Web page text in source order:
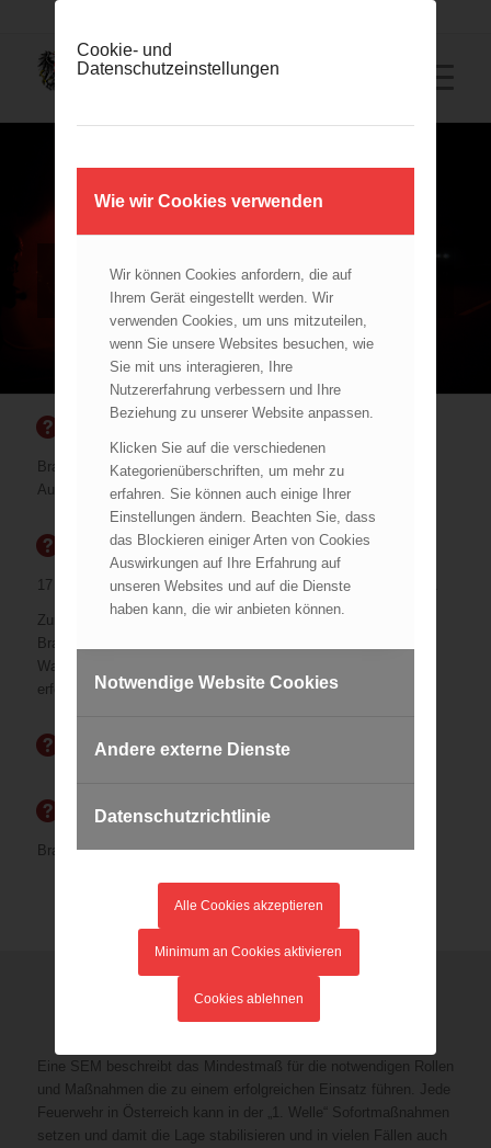
Cookie- und
Datenschutzeinstellungen
Wie wir Cookies verwenden
Wir können Cookies anfordern, die auf
Ihrem Gerät eingestellt werden. Wir
verwenden Cookies, um uns mitzuteilen,
wenn Sie unsere Websites besuchen, wie
Sie mit uns interagieren, Ihre
Nutzererfahrung verbessern und Ihre
Beziehung zu unserer Website anpassen.
Klicken Sie auf die verschiedenen
Kategorienüberschriften, um mehr zu
erfahren. Sie können auch einige Ihrer
Einstellungen ändern. Beachten Sie, dass
das Blockieren einiger Arten von Cookies
Auswirkungen auf Ihre Erfahrung auf
unseren Websites und auf die Dienste
haben kann, die wir anbieten können.
Notwendige Website Cookies
Andere externe Dienste
Datenschutzrichtlinie
Alle Cookies akzeptieren
Minimum an Cookies aktivieren
Cookies ablehnen
FREISTEHEND, OHNE AUSBREITUNGSGEFAHR
(SEM04)
SCHADENSLAGE
Brand LKW oder Autobus im Freien, freistehend, ohne
Ausbreitungsgefahr
EIGENE LAGE
17 Funktionen werden benötigt, davon mind. 4 mit Atemschutz.
Zur Verhinderung der Brandausbreitung und für die
Brandbekämpfung sind mind. 400 l/min Schaummittel- /
Wassergemisch über eine Zeitspanne von 15 Minuten
erforderlich.
ALLGEMEINE LAGE
EINSATZZIEL
Brandbekämpfung mit 2 Schaumrohren
Ressourcenplan
Eine SEM beschreibt das Mindestmaß für die notwendigen Rollen
und Maßnahmen die zu einem erfolgreichen Einsatz führen. Jede
Feuerwehr in Österreich kann in der „1. Welle“ Sofortmaßnahmen
setzen und damit die Lage stabilisieren und in vielen Fällen auch